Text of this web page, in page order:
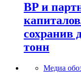
BP и
сохранив
тонн
Медиа